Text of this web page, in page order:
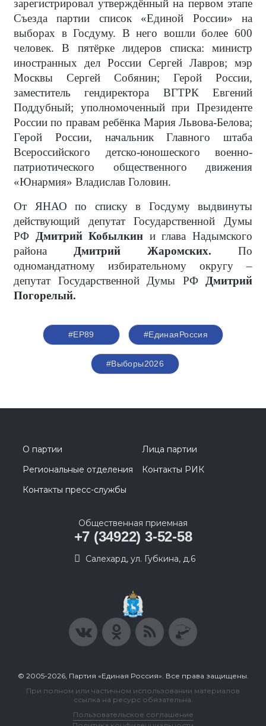
зарегистрировал утверждённый на первом этапе
Съезда партии список «Единой России» на
выборах в Госдуму. В него вошли более 600
человек. В пятёрке лидеров списка: министр
иностранных дел России Сергей Лавров; мэр
Москвы Сергей Собянин; Герой России,
заместитель гендиректора ВГТРК Евгений
Поддубный; уполномоченный при Президенте
России по правам ребёнка Мария Львова-Белова;
Герой России, начальник Главного штаба
Всероссийского детско-юношеского военно-
патриотического общественного движения
«Юнармия» Владислав Головин.
От ЯНАО по списку в Госдуму выдвинуты
действующий депутат Государственной Думы
РФ Дмитрий Кобылкин и глава Надымского
района Дмитрий Жаромских. По
одномандатному избирательному округу –
депутат Государственной Думы РФ Дмитрий
Погорелый.
#ЕР89 #ЕдинаяРоссия
#Выборы2026
О партии
Лица партии
Региональные отделения
Контакты РИК
Контакты пресс-службы
Общественная приемная
+7 (34922) 3-52-58
Салехард, ул. Губкина, д.6
© 2005-2026, Партия «Единая Россия». Все права защищены.
При полном или частичном использовании материалов
ссылка на ресурс обязательна.
Пользовательское соглашение